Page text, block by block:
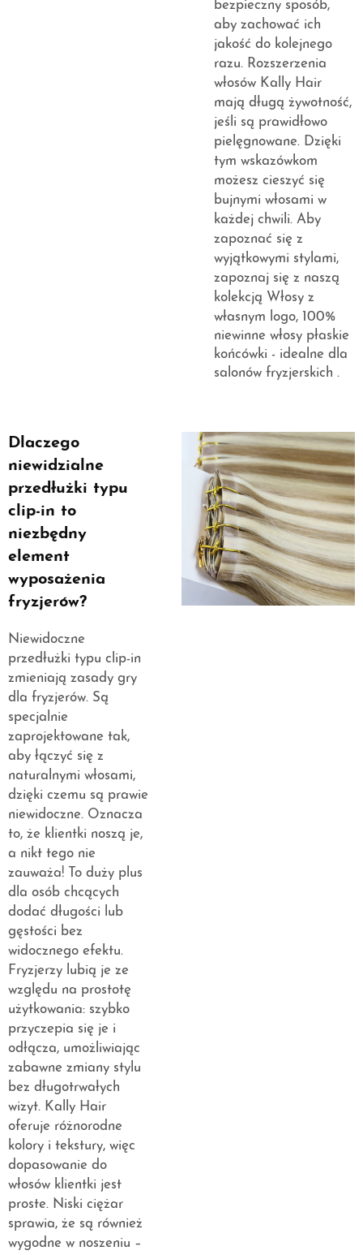
bezpieczny sposób,
aby zachować ich
jakość do kolejnego
razu. Rozszerzenia
włosów Kally Hair
mają długą żywotność,
jeśli są prawidłowo
pielęgnowane. Dzięki
tym wskazówkom
możesz cieszyć się
bujnymi włosami w
każdej chwili. Aby
zapoznać się z
wyjątkowymi stylami,
zapoznaj się z naszą
kolekcją Włosy z
własnym logo, 100%
niewinne włosy płaskie
końcówki - idealne dla
salonów fryzjerskich .
Dlaczego
niewidzialne
przedłużki typu
clip-in to
niezbędny
element
wyposażenia
fryzjerów?
Niewidoczne
przedłużki typu clip-in
zmieniają zasady gry
dla fryzjerów. Są
specjalnie
zaprojektowane tak,
aby łączyć się z
naturalnymi włosami,
dzięki czemu są prawie
niewidoczne. Oznacza
to, że klientki noszą je,
a nikt tego nie
zauważa! To duży plus
dla osób chcących
dodać długości lub
gęstości bez
widocznego efektu.
Fryzjerzy lubią je ze
względu na prostotę
użytkowania: szybko
przyczepia się je i
odłącza, umożliwiając
zabawne zmiany stylu
bez długotrwałych
wizyt. Kally Hair
oferuje różnorodne
kolory i tekstury, więc
dopasowanie do
włosów klientki jest
proste. Niski ciężar
sprawia, że są również
wygodne w noszeniu –